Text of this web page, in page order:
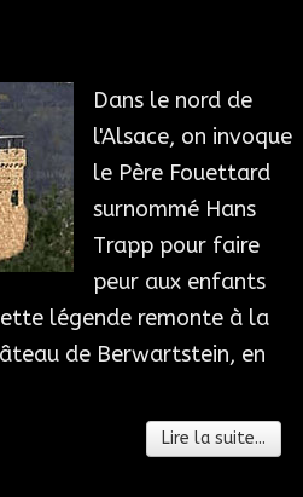
Dans le nord de
l'Alsace, on invoque
le Père Fouettard
surnommé Hans
Trapp pour faire
peur aux enfants
légende remonte à la
de Berwartstein, en
Lire la suite...